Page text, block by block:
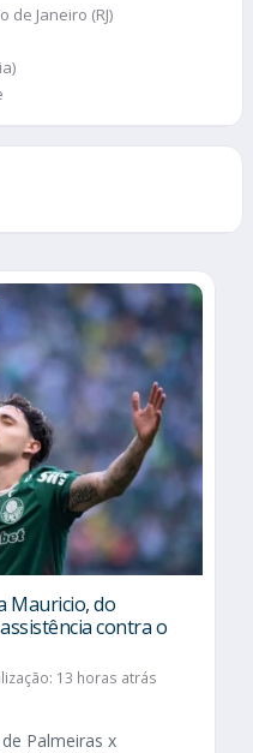
de Janeiro (RJ)
Mauricio, do
contra o
13 horas atrás
Palmeiras x